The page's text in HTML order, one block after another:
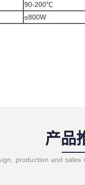
90-200℃
≤800W
产品
production and